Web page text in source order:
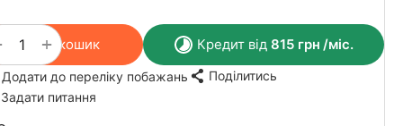
+У кошик Кредит від 815грн /міс.
Додати до переліку побажань
Поділитись
Задати питання